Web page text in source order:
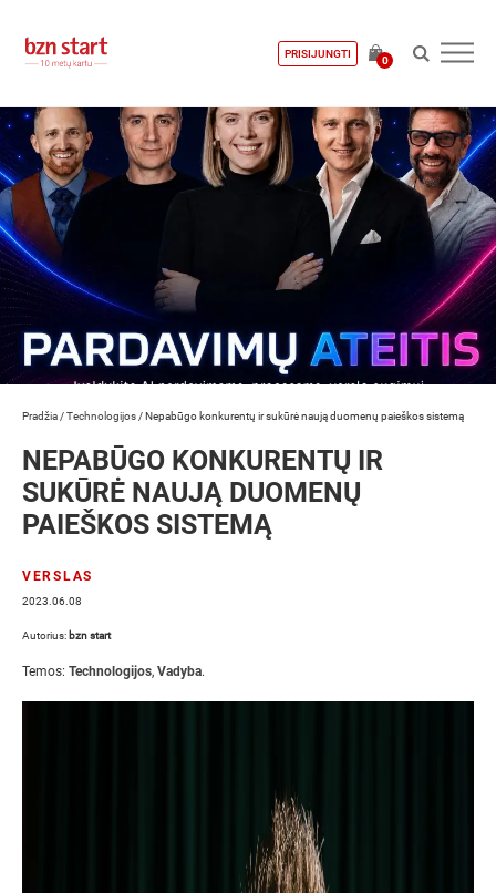
PRISIJUNGTI
0
Pradžia /Technologijos /Nepabūgo konkurentų ir sukūrė naują duomenų paieškos sistemą
NEPABŪGO KONKURENTŲ IR
SUKŪRĖ NAUJĄ DUOMENŲ
PAIEŠKOS SISTEMĄ
VERSLAS
2023.06.08
Autorius: bzn start
Temos: Technologijos, Vadyba.